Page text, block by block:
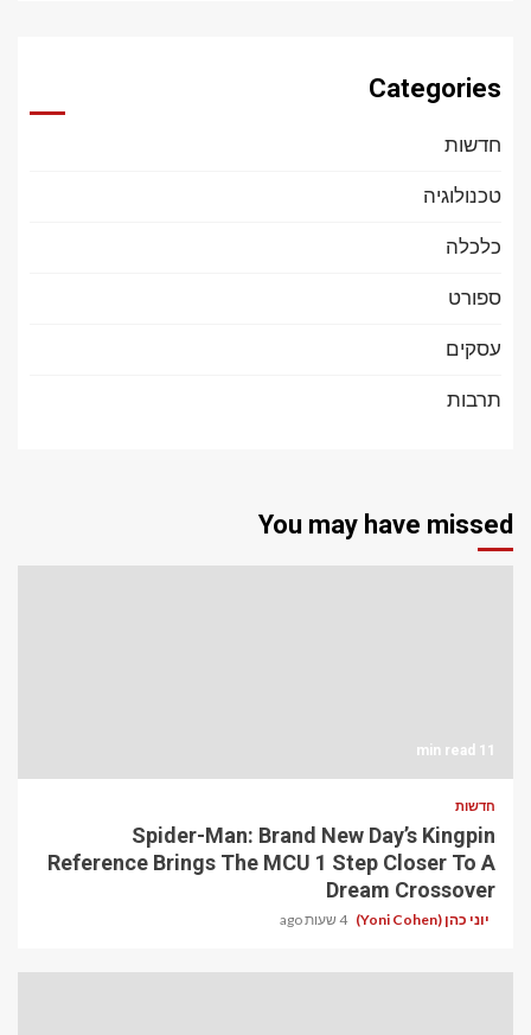
Categories
חדשות
טכנולוגיה
כלכלה
ספורט
עסקים
תרבות
You may have missed
11 min read
חדשות
Spider-Man: Brand New Day’s Kingpin
Reference Brings The MCU 1 Step Closer To A
Dream Crossover
יוני כהן (Yoni Cohen) 4 שעות ago